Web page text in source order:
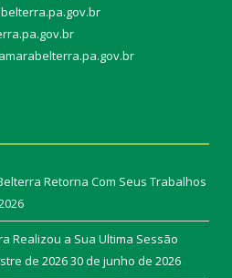
Retorna Com Seus Trabalhos
Realizou a Sua Ultima Sessão
de 202630 de junho de 2026